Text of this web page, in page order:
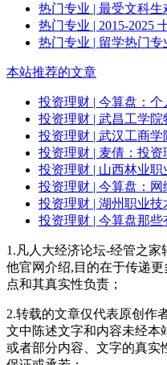
热门专业 | 最受文科
热门专业 | 2015-2025
热门专业 | 留学热门专
本站推荐的文章
投资理财 | 今算盘：
投资理财 | 武昌工学
投资理财 | 武汉工商
投资理财 | 麦倩：投
投资理财 | 山西林业
投资理财 | 今算盘：
投资理财 | 湖州职业
投资理财 | 今算盘那些
1.凡人大经济论坛-经管之
他官网介绍,目的在于传递
点和其真实性负责；
2.转载的文章仅代表原创作
文中陈述文字和内容未经本
或者部分内容、文字的真实